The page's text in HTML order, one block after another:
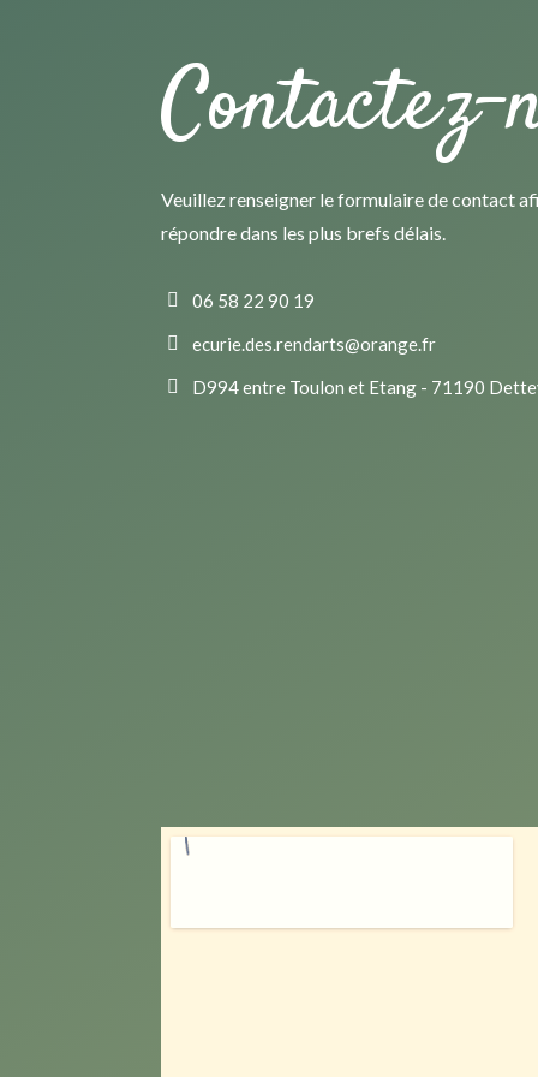
Contactez-
Veuillez renseigner le formulaire de contact
répondre dans les plus brefs délais.
 06 58 22 90 19
 ecurie.des.rendarts@orange.fr
 D994 entre Toulon et Etang - 71190